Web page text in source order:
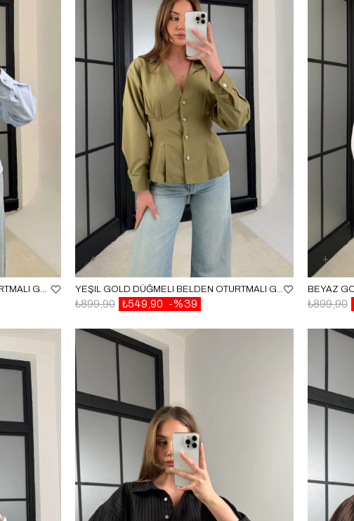
MAVI GOLD DÜĞMELI BELDEN OTURTMALI GÖMLEK GAUS-01230 YEŞIL GOLD DÜĞMELI BELDEN OTURTMALI GÖMLEK GAUS-01230
%39
₺549,90
₺899,90 ₺899,90